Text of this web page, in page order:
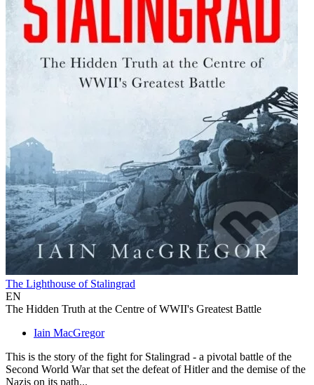
The Lighthouse of Stalingrad
EN
The Hidden Truth at the Centre of WWII's Greatest Battle
Iain MacGregor
This is the story of the fight for Stalingrad - a pivotal battle of the
Second World War that set the defeat of Hitler and the demise of the
Nazis on its path...